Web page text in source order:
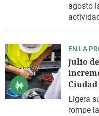
agosto
EN LA
Julio
Ligera
rompe